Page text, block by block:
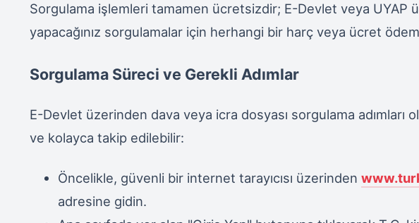
Sorgulama işlemleri tamamen ücretsizdir; E-Devlet veya UYAP
yapacağınız sorgulamalar için herhangi bir harç veya ücret
Sorgulama Süreci ve Gerekli Adımlar
E-Devlet üzerinden dava veya icra dosyası sorgulama adımları
ve kolayca takip edilebilir:
Öncelikle, güvenli bir internet tarayıcısı üzerinden
adresine gidin.